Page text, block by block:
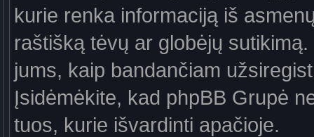
kurie renka informaciją iš
raštišką tėvų ar globėjų
jums, kaip bandančiam
Įsidėmėkite, kad phpBB Grupė
tuos, kurie išvardinti apačioje.